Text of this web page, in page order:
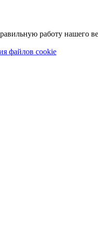
работу нашего
файлов cookie